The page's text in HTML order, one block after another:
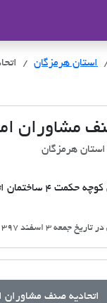
اتحادیه های املاک
استان هرمزگان
مشاوران
استان هرمزگان
اتاق اصناف و اتحادیه های صنفی
جمعه 3 اسفند 1397
اتحادیه صنف مشاوران